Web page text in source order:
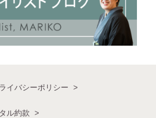
イバシーポリシー
ル約款